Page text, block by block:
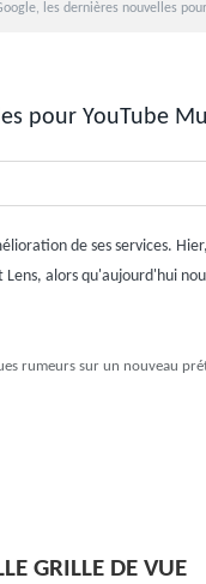
les dernières nouvelles
pour YouTube
de ses services.
alors qu'aujourd'hui
rumeurs sur un nouveau
GRILLE DE VUE